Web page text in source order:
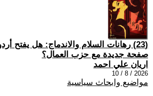
(23) رهانات السلام والاندماج: هل يفتح
صفحة جديدة مع حزب العمال؟
اريان علي احمد
2026 / 8 / 10
مواضيع وابحاث سياسية